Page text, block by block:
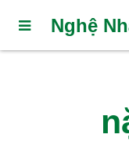
Nghệ